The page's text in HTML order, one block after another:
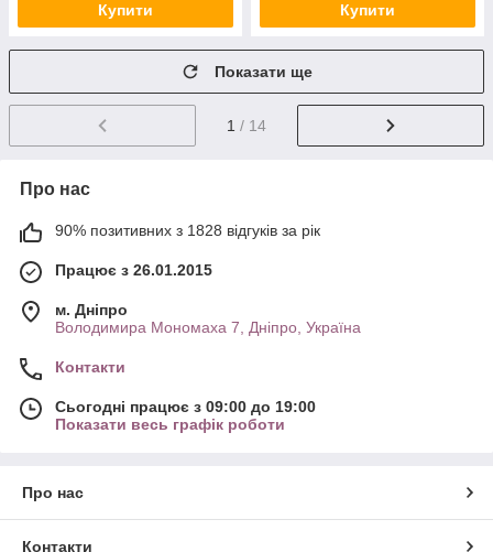
Купити Купити
Показати ще
1 / 14
Про нас
90% позитивних з 1828 відгуків за рік
Працює з 26.01.2015
м. Дніпро
Володимира Мономаха 7, Дніпро, Україна
Контакти
Сьогодні працює з 09:00 до 19:00
Показати весь графік роботи
Про нас
Контакти